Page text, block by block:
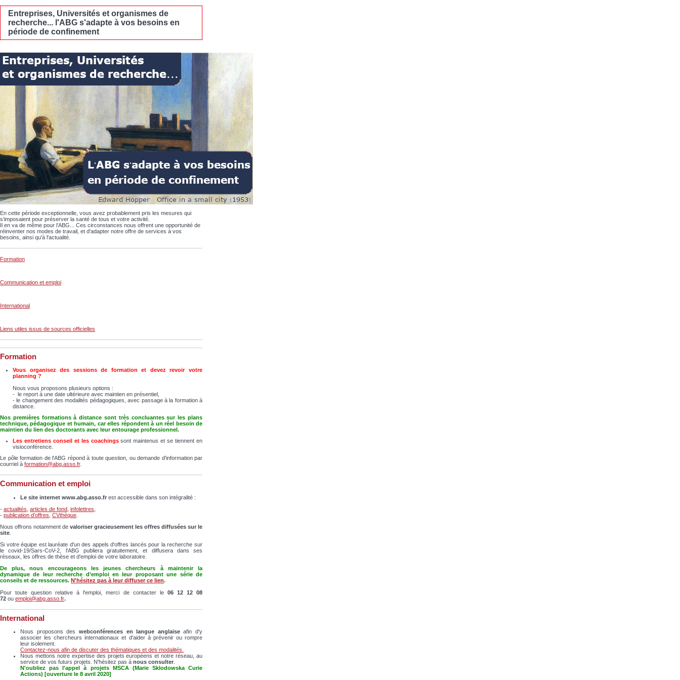
Entreprises, Universités et organismes de
recherche... l'ABG s'adapte à vos besoins en
période de confinement
En cette période exceptionnelle, vous avez probablement pris les mesures qui
s’imposaient pour préserver la santé de tous et votre activité.
Il en va de même pour l’ABG... Ces circonstances nous offrent une opportunité de
réinventer nos modes de travail, et d'adapter notre offre de services à vos
besoins, ainsi qu'à l'actualité.
Formation
Communication et emploi
International
Liens utiles issus de sources officielles
Formation
Vous organisez des sessions de formationet devez revoir votre
planning ?
Nous vous proposons plusieurs options :
- le report à une date ultérieure avec maintien en présentiel,
- le changement des modalités pédagogiques, avec passage à la formation à
distance.
Nos premières formations à distance sont très concluantes sur les plans
technique,pédagogique et humain, car elles répondent à un réel besoin de
maintien du lien des doctorants avec leur entourage professionnel.
Les entretiens conseil et les coachingssont maintenus et se tiennent en
visioconférence.
Le pôle formation de l'ABG répond à toute question, ou demande d'information par
courriel à formation@abg.asso.fr.
Communication et emploi
Le site internet www.abg.asso.fr est accessible dans son intégralité :
- actualités articles de fond infolettres
- publication d’offres CVthèque
Nous offrons notamment de valoriser gracieusement les offres diffusées sur le
site
Si votre équipe est lauréate d'un des appels d'offres lancés pour la recherche sur
le covid-19/Sars-CoV-2, l'ABG publiera gratuitement, et diffusera dans ses
réseaux, les offres de thèse et d'emploi de votre laboratoire.
De plus, nous encourageons les jeunes chercheurs à maintenir la
dynamique de leur recherche d’emploi en leur proposant une série de
conseils et de ressources. N'hésitez pas à leur diffuserce lien.
​Pourtoute question relative à l'emploi, merci de contacter le 06 12 12 08
72 ou emploi@abg.asso.fr.
International
Nous proposons des webconférences en langue anglaiseafin d'y
associer les chercheurs internationaux et d'aider à prévenir ou rompre
leur isolement.
Contactez-nous afin de discuter des thématiques et des modalités.
Nous mettons notre expertise des projets européens et notre réseau, au
service de vos futurs projets. N'hésitez pas à nous consulter
N'oubliez pas l'appel à projets MSCA (Marie Sklodowska Curie
Actions) [ouverture le 8 avril 2020]